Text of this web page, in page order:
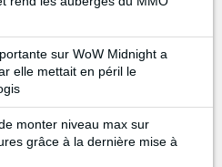
sur WoW Midnight a
elle mettait en péril le
monter niveau max sur
grâce à la dernière mise à